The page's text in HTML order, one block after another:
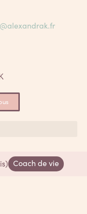
Coach de vie